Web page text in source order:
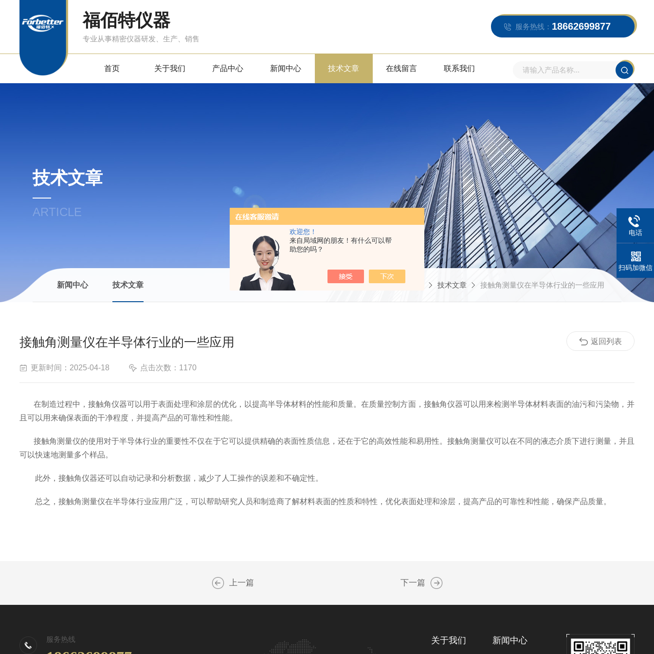
欢迎您！
来自局域网的朋友！有什么可以帮
助您的吗？
福佰特仪器
专业从事精密仪器研发、生产、销售
服务热线： 18662699877
首页 关于我们 产品中心 新闻中心 技术文章 在线留言 联系我们
技术文章
ARTICLE
新闻中心 技术文章 当前位置： 技术文章 接触角测量仪在半导体行业的一些应用
接触角测量仪在半导体行业的一些应用
更新时间：2025-04-18 点击次数：1170
在制造过程中，接触角仪器可以用于表面处理和涂层的优化，以提高半导体材料的性能和质量。在质量控制方面，接触角仪器可以用来检测半导体材料表面的油污和污染物，并
且可以用来确保表面的干净程度，并提高产品的可靠性和性能。
接触角测量仪的使用对于半导体行业的重要性不仅在于它可以提供精确的表面性质信息，还在于它的高效性能和易用性。接触角测量仪可以在不同的液态介质下进行测量，并且
可以快速地测量多个样品。
此外，接触角仪器还可以自动记录和分析数据，减少了人工操作的误差和不确定性。
总之，接触角测量仪在半导体行业应用广泛，可以帮助研究人员和制造商了解材料表面的性质和特性，优化表面处理和涂层，提高产品的可靠性和性能，确保产品质量。
返回列表
上一篇 下一篇
服务热线 关于我们 新闻中心
电话
扫码加微信